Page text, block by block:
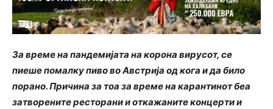
За време на пандемијата на корона вирусот, се
пиеше помалку пиво во Австрија од кога и да било
порано. Причина за тоа за време на карантинот беа
затворените ресторани и откажаните концерти и